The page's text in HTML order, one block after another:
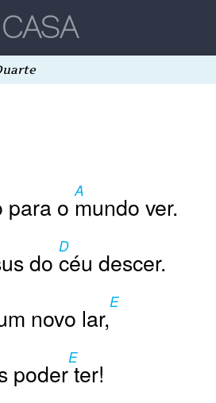
para o
A
mundo ver.
do
D
céu descer.
novo lar,
E
poder
E
ter!